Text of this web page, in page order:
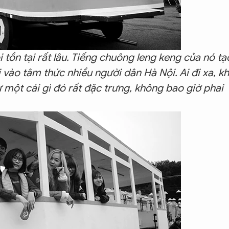
tồn tại rất lâu. Tiếng chuông leng keng của nó
tâm thức nhiều người dân Hà Nội. Ai đi xa,
một cái gì đó rất đặc trưng, không bao giờ phai